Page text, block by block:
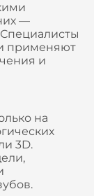
—
применяют
и
на
3D.